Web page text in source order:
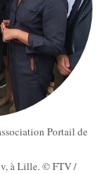
Portail de
à Lille. © FTV /